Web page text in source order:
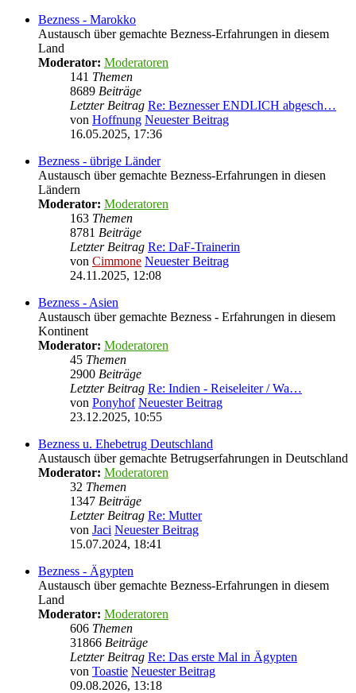
Bezness - Marokko
Austausch über gemachte Bezness-Erfahrungen in diesem
Land
Moderator: Moderatoren
141 Themen
8689 Beiträge
Letzter Beitrag Re: Beznesser ENDLICH abgesch…
von Hoffnung Neuester Beitrag
16.05.2025, 17:36
Bezness - übrige Länder
Austausch über gemachte Bezness-Erfahrungen in diesen
Ländern
Moderator: Moderatoren
163 Themen
8781 Beiträge
Letzter Beitrag Re: DaF-Trainerin
von Cimmone Neuester Beitrag
24.11.2025, 12:08
Bezness - Asien
Austausch über gemachte Bezness - Erfahrungen in diesem
Kontinent
Moderator: Moderatoren
45 Themen
2900 Beiträge
Letzter Beitrag Re: Indien - Reiseleiter / Wa…
von Ponyhof Neuester Beitrag
23.12.2025, 10:55
Bezness u. Ehebetrug Deutschland
Austausch über gemachte Betrugserfahrungen in Deutschland
Moderator: Moderatoren
32 Themen
1347 Beiträge
Letzter Beitrag Re: Mutter
von Jaci Neuester Beitrag
15.07.2024, 18:41
Bezness - Ägypten
Austausch über gemachte Bezness-Erfahrungen in diesem
Land
Moderator: Moderatoren
606 Themen
31866 Beiträge
Letzter Beitrag Re: Das erste Mal in Ägypten
von Toastie Neuester Beitrag
09.08.2026, 13:18